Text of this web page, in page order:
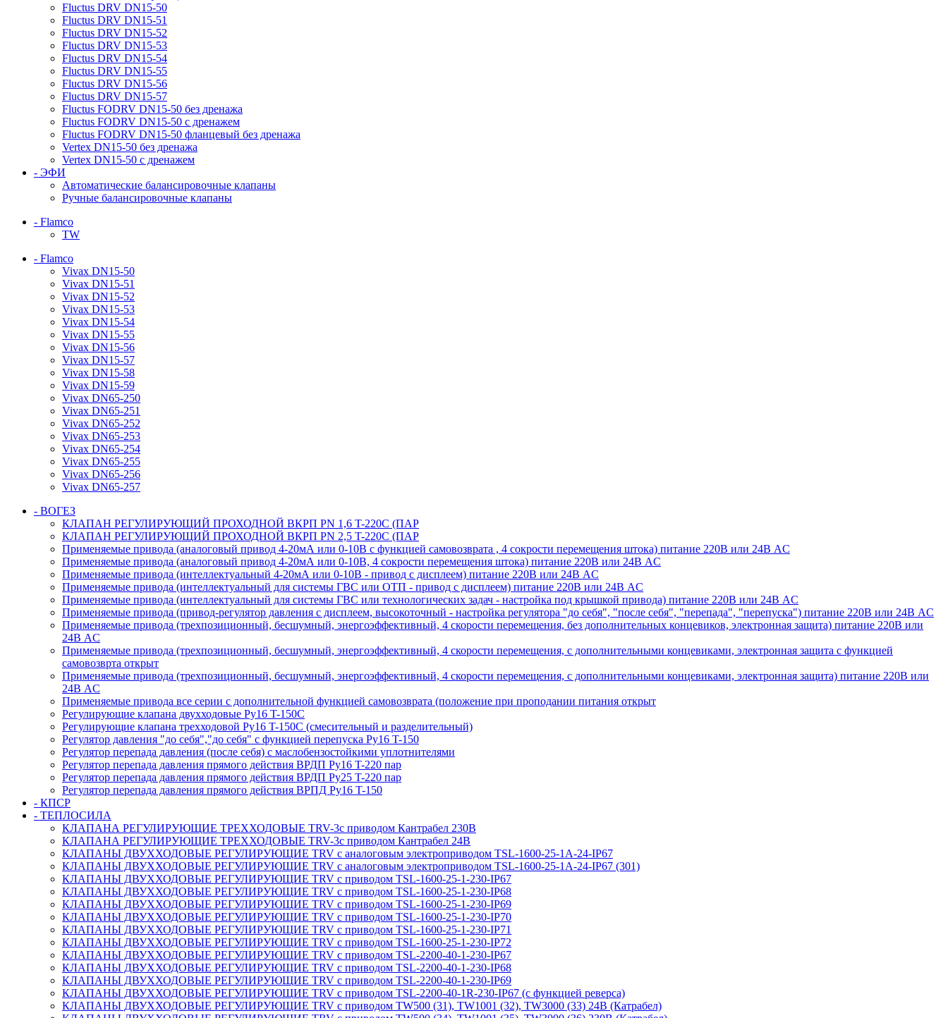
Fluctus DRV DN15-50
Fluctus DRV DN15-51
Fluctus DRV DN15-52
Fluctus DRV DN15-53
Fluctus DRV DN15-54
Fluctus DRV DN15-55
Fluctus DRV DN15-56
Fluctus DRV DN15-57
Fluctus FODRV DN15-50 без дренажа
Fluctus FODRV DN15-50 с дренажем
Fluctus FODRV DN15-50 фланцевый без дренажа
Vertex DN15-50 без дренажа
Vertex DN15-50 с дренажем
- ЭФИ
Автоматические балансировочные клапаны
Ручные балансировочные клапаны
- Flamco
TW
- Flamco
Vivax DN15-50
Vivax DN15-51
Vivax DN15-52
Vivax DN15-53
Vivax DN15-54
Vivax DN15-55
Vivax DN15-56
Vivax DN15-57
Vivax DN15-58
Vivax DN15-59
Vivax DN65-250
Vivax DN65-251
Vivax DN65-252
Vivax DN65-253
Vivax DN65-254
Vivax DN65-255
Vivax DN65-256
Vivax DN65-257
- ВОГЕЗ
КЛАПАН РЕГУЛИРУЮЩИЙ ПРОХОДНОЙ ВКРП PN 1,6 T-220C (ПАР
КЛАПАН РЕГУЛИРУЮЩИЙ ПРОХОДНОЙ ВКРП PN 2,5 T-220C (ПАР
Применяемые привода (аналоговый привод 4-20мА или 0-10В с функцией самовозврата , 4 сокрости перемещения штока) питание 220В или 24В AC
Применяемые привода (аналоговый привод 4-20мА или 0-10В, 4 сокрости перемещения штока) питание 220В или 24В AC
Применяемые привода (интеллектуальный 4-20мА или 0-10В - привод с дисплеем) питание 220В или 24В AC
Применяемые привода (интеллектуальный для системы ГВС или ОТП - привод с дисплеем) питание 220В или 24В AC
Применяемые привода (интеллектуальный для системы ГВС или технологических задач - настройка под крышкой привода) питание 220В или 24В AC
Применяемые привода (привод-регулятор давления с дисплеем, высокоточный - настройка регулятора "до себя", "после себя", "перепада", "перепуска") питание 220В или 24В AC
Применяемые привода (трехпозиционный, бесшумный, энергоэффективный, 4 скорости перемещения, без дополнительных концевиков, электронная защита) питание 220В или
24В AC
Применяемые привода (трехпозиционный, бесшумный, энергоэффективный, 4 скорости перемещения, с дополнительными концевиками, электронная защита с функцией
самовозврта открыт
Применяемые привода (трехпозиционный, бесшумный, энергоэффективный, 4 скорости перемещения, с дополнительными концевиками, электронная защита) питание 220В или
24В AC
Применяемые привода все серии с дополнительной функцией самовозврата (положение при проподании питания открыт
Регулирующие клапана двухходовые Ру16 T-150С
Регулирующие клапана трехходовой Ру16 T-150С (смесительный и разделительный)
Регулятор давления "до себя","до себя" с функцией перепуска Ру16 T-150
Регулятор перепада давления (после себя) c маслобензостойкими уплотнителями
Регулятор перепада давления прямого действия ВРДП Ру16 T-220 пар
Регулятор перепада давления прямого действия ВРДП Ру25 T-220 пар
Регулятор перепада давления прямого действия ВРПД Ру16 T-150
- КПСР
- ТЕПЛОСИЛА
КЛАПАНА РЕГУЛИРУЮЩИЕ ТРЕХХОДОВЫЕ TRV-3с приводом Кантрабел 230B
КЛАПАНА РЕГУЛИРУЮЩИЕ ТРЕХХОДОВЫЕ TRV-3с приводом Кантрабел 24B
КЛАПАНЫ ДВУХХОДОВЫЕ РЕГУЛИРУЮЩИЕ TRV с аналоговым электроприводом TSL-1600-25-1А-24-IP67
КЛАПАНЫ ДВУХХОДОВЫЕ РЕГУЛИРУЮЩИЕ TRV с аналоговым электроприводом TSL-1600-25-1А-24-IP67 (301)
КЛАПАНЫ ДВУХХОДОВЫЕ РЕГУЛИРУЮЩИЕ TRV с приводом TSL-1600-25-1-230-IP67
КЛАПАНЫ ДВУХХОДОВЫЕ РЕГУЛИРУЮЩИЕ TRV с приводом TSL-1600-25-1-230-IP68
КЛАПАНЫ ДВУХХОДОВЫЕ РЕГУЛИРУЮЩИЕ TRV с приводом TSL-1600-25-1-230-IP69
КЛАПАНЫ ДВУХХОДОВЫЕ РЕГУЛИРУЮЩИЕ TRV с приводом TSL-1600-25-1-230-IP70
КЛАПАНЫ ДВУХХОДОВЫЕ РЕГУЛИРУЮЩИЕ TRV с приводом TSL-1600-25-1-230-IP71
КЛАПАНЫ ДВУХХОДОВЫЕ РЕГУЛИРУЮЩИЕ TRV с приводом TSL-1600-25-1-230-IP72
КЛАПАНЫ ДВУХХОДОВЫЕ РЕГУЛИРУЮЩИЕ TRV с приводом TSL-2200-40-1-230-IP67
КЛАПАНЫ ДВУХХОДОВЫЕ РЕГУЛИРУЮЩИЕ TRV с приводом TSL-2200-40-1-230-IP68
КЛАПАНЫ ДВУХХОДОВЫЕ РЕГУЛИРУЮЩИЕ TRV с приводом TSL-2200-40-1-230-IP69
КЛАПАНЫ ДВУХХОДОВЫЕ РЕГУЛИРУЮЩИЕ TRV с приводом TSL-2200-40-1R-230-IP67 (с функцией реверса)
КЛАПАНЫ ДВУХХОДОВЫЕ РЕГУЛИРУЮЩИЕ TRV с приводом TW500 (31), TW1001 (32), TW3000 (33) 24В (Катрабел)